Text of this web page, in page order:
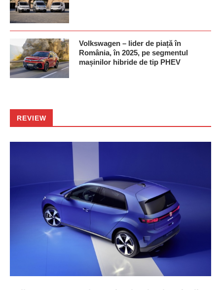
Volkswagen – lider de piață în
România, în 2025, pe segmentul
mașinilor hibride de tip PHEV
REVIEW